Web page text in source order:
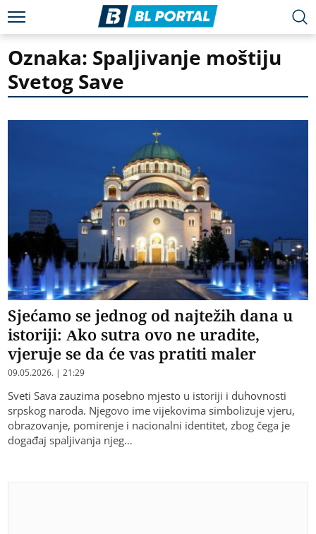
Oznaka: Spaljivanje moštiju
Svetog Save
Sjećamo se jednog od najtežih dana u
istoriji: Ako sutra ovo ne uradite,
vjeruje se da će vas pratiti maler
09.05.2026. | 21:29
Sveti Sava zauzima posebno mjesto u istoriji i duhovnosti
srpskog naroda. Njegovo ime vijekovima simbolizuje vjeru,
obrazovanje, pomirenje i nacionalni identitet, zbog čega je
događaj spaljivanja njeg…